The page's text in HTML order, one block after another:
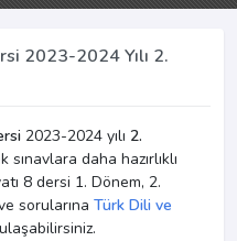
2023-2024 Yılı 2.
2023-2024 yılı 2.
sınavlara daha hazırlıklı
8 dersi 1. Dönem, 2.
sorularına Türk Dili ve